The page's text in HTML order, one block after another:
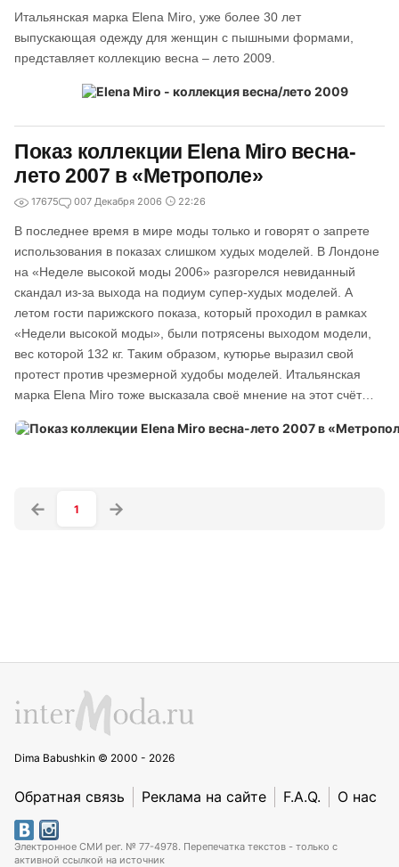
Итальянская марка Elena Miro, уже более 30 лет
выпускающая одежду для женщин с пышными формами,
представляет коллекцию весна – лето 2009.
Показ коллекции Elena Miro весна-
лето 2007 в «Метрополе»
17675 007 Декабря 2006 22:26
В последнее время в мире моды только и говорят о запрете
использования в показах слишком худых моделей. В Лондоне
на «Неделе высокой моды 2006» разгорелся невиданный
скандал из-за выхода на подиум супер-худых моделей. А
летом гости парижского показа, который проходил в рамках
«Недели высокой моды», были потрясены выходом модели,
вес которой 132 кг. Таким образом, кутюрье выразил свой
протест против чрезмерной худобы моделей. Итальянская
марка Elena Miro тоже высказала своё мнение на этот счёт…
1
Dima Babushkin © 2000 - 2026
Обратная связь Реклама на сайте F.A.Q. О нас
Электронное СМИ рег. № 77-4978. Перепечатка текстов - только с
активной ссылкой на источник